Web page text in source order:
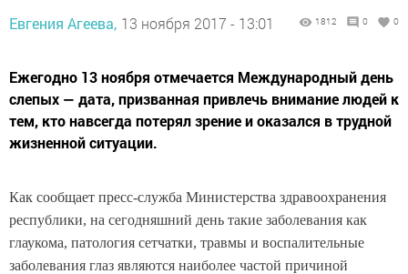
Евгения Агеева, 13 ноября 2017 - 13:01 1812 0 0
Ежегодно 13 ноября отмечается Международный день
слепых — дата, призванная привлечь внимание людей к
тем, кто навсегда потерял зрение и оказался в трудной
жизненной ситуации.
Как сообщает пресс-служба Министерства здравоохранения
республики, на сегодняшний день такие заболевания как
глаукома, патология сетчатки, травмы и воспалительные
заболевания глаз являются наиболее частой причиной